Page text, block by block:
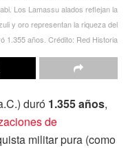
Los Lamassu alados reflejan la
y oro representan la riqueza del
1.355 años. Crédito: Red Historia
duró 1.355 años,
de
militar pura (como